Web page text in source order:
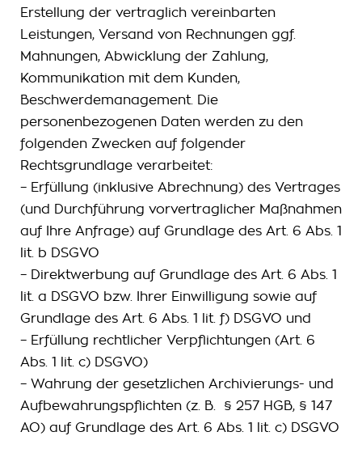
Erstellung der vertraglich vereinbarten
Leistungen, Versand von Rechnungen ggf.
Mahnungen, Abwicklung der Zahlung,
Kommunikation mit dem Kunden,
Beschwerdemanagement. Die
personenbezogenen Daten werden zu den
folgenden Zwecken auf folgender
Rechtsgrundlage verarbeitet:
– Erfüllung (inklusive Abrechnung) des Vertrages
(und Durchführung vorvertraglicher Maßnahmen
auf Ihre Anfrage) auf Grundlage des Art. 6 Abs. 1
lit. b DSGVO
– Direktwerbung auf Grundlage des Art. 6 Abs. 1
lit. a DSGVO bzw. Ihrer Einwilligung sowie auf
Grundlage des Art. 6 Abs. 1 lit. f) DSGVO und
– Erfüllung rechtlicher Verpflichtungen (Art. 6
Abs. 1 lit. c) DSGVO)
– Wahrung der gesetzlichen Archivierungs- und
Aufbewahrungspflichten (z. B. § 257 HGB, § 147
AO) auf Grundlage des Art. 6 Abs. 1 lit. c) DSGVO